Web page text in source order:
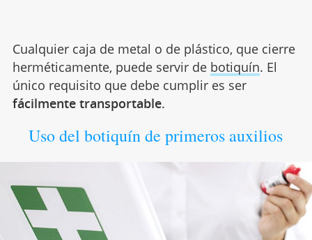
Cualquier caja de metal o de plástico, que cierre
herméticamente, puede servir de botiquín. El
único requisito que debe cumplir es ser
fácilmente transportable.
Uso del botiquín de primeros auxilios